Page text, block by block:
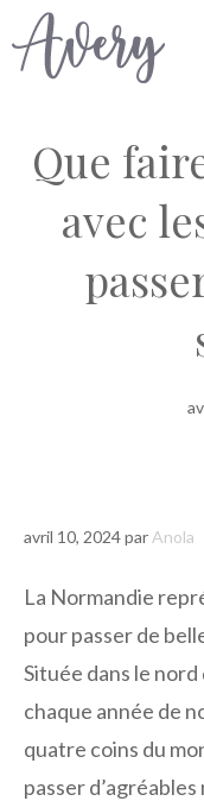
Aller
au
Que
avec
avril 10, 2024par Anola
La Normandie
pour passer de
Située dans le
chaque année de
quatre coins du
passer